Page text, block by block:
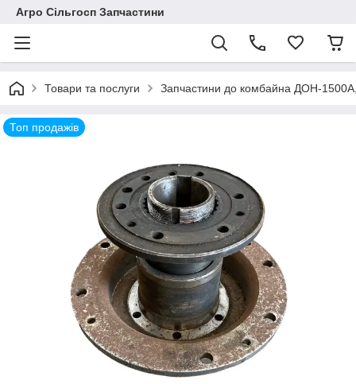
Агро Сільгосп Запчастини
Товари та послуги Запчастини до комбайна ДОН-
Топ продажів